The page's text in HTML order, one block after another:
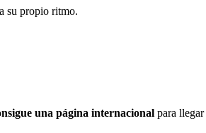
su propio ritmo.
una página internacional para